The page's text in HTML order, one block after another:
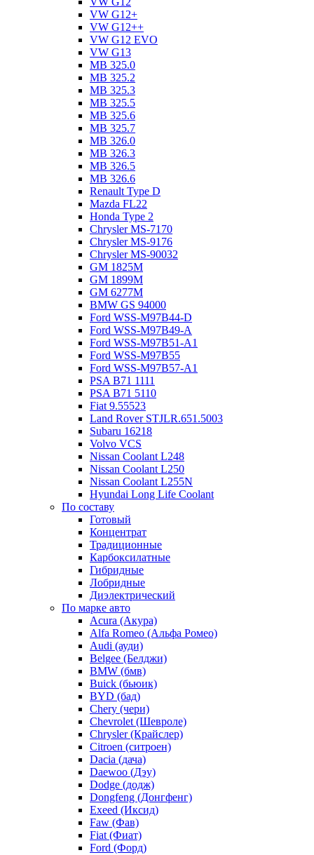
VW G12+
VW G12++
VW G12 EVO
VW G13
MB 325.0
MB 325.2
MB 325.3
MB 325.5
MB 325.6
MB 325.7
MB 326.0
MB 326.3
MB 326.5
MB 326.6
Renault Type D
Mazda FL22
Honda Type 2
Chrysler MS-7170
Chrysler MS-9176
Chrysler MS-90032
GM 1825M
GM 1899M
GM 6277M
BMW GS 94000
Ford WSS-M97B44-D
Ford WSS-M97B49-A
Ford WSS-M97B51-A1
Ford WSS-M97B55
Ford WSS-M97B57-A1
PSA B71 1111
PSA B71 5110
Fiat 9.55523
Land Rover STJLR.651.5003
Subaru 16218
Volvo VCS
Nissan Coolant L248
Nissan Coolant L250
Nissan Coolant L255N
Hyundai Long Life Coolant
По составу
Готовый
Концентрат
Традиционные
Карбоксилатные
Гибридные
Лобридные
Диэлектрический
По марке авто
Acura (Акура)
Alfa Romeo (Альфа Ромео)
Audi (ауди)
Belgee (Белджи)
BMW (бмв)
Buick (бьюик)
BYD (бад)
Chery (чери)
Chevrolet (Шевроле)
Chrysler (Крайслер)
Citroen (ситроен)
Dacia (дача)
Daewoo (Дэу)
Dodge (додж)
Dongfeng (Донгфенг)
Exeed (Иксид)
Faw (Фав)
Fiat (Фиат)
Ford (Форд)